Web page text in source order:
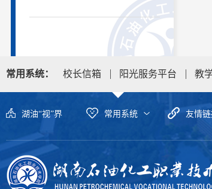
常用系统： 校长信箱 阳光服务平台 教
湖油“视”界 常用系统 友情